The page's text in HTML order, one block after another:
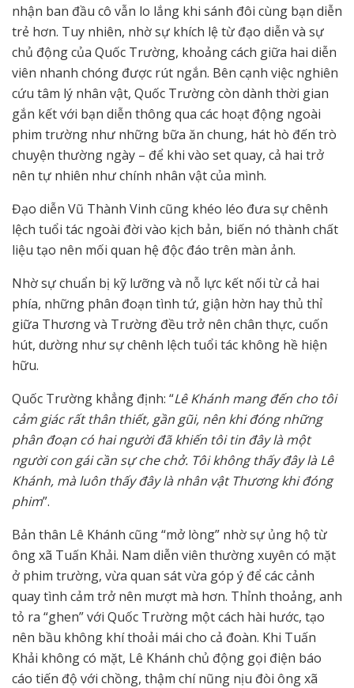
nhận ban đầu cô vẫn lo lắng khi sánh đôi cùng bạn diễn
trẻ hơn. Tuy nhiên, nhờ sự khích lệ từ đạo diễn và sự
chủ động của Quốc Trường, khoảng cách giữa hai diễn
viên nhanh chóng được rút ngắn. Bên cạnh việc nghiên
cứu tâm lý nhân vật, Quốc Trường còn dành thời gian
gắn kết với bạn diễn thông qua các hoạt động ngoài
phim trường như những bữa ăn chung, hát hò đến trò
chuyện thường ngày – để khi vào set quay, cả hai trở
nên tự nhiên như chính nhân vật của mình.
Đạo diễn Vũ Thành Vinh cũng khéo léo đưa sự chênh
lệch tuổi tác ngoài đời vào kịch bản, biến nó thành chất
liệu tạo nên mối quan hệ độc đáo trên màn ảnh.
Nhờ sự chuẩn bị kỹ lưỡng và nỗ lực kết nối từ cả hai
phía, những phân đoạn tình tứ, giận hờn hay thủ thỉ
giữa Thương và Trường đều trở nên chân thực, cuốn
hút, dường như sự chênh lệch tuổi tác không hề hiện
hữu.
Quốc Trường khẳng định: “Lê Khánh mang đến cho tôi
cảm giác rất thân thiết, gần gũi, nên khi đóng những
phân đoạn có hai người đã khiến tôi tin đây là một
người con gái cần sự che chở. Tôi không thấy đây là Lê
Khánh, mà luôn thấy đây là nhân vật Thương khi đóng
phim”.
Bản thân Lê Khánh cũng “mở lòng” nhờ sự ủng hộ từ
ông xã Tuấn Khải. Nam diễn viên thường xuyên có mặt
ở phim trường, vừa quan sát vừa góp ý để các cảnh
quay tình cảm trở nên mượt mà hơn. Thỉnh thoảng, anh
tỏ ra “ghen” với Quốc Trường một cách hài hước, tạo
nên bầu không khí thoải mái cho cả đoàn. Khi Tuấn
Khải không có mặt, Lê Khánh chủ động gọi điện báo
cáo tiến độ với chồng, thậm chí nũng nịu đòi ông xã